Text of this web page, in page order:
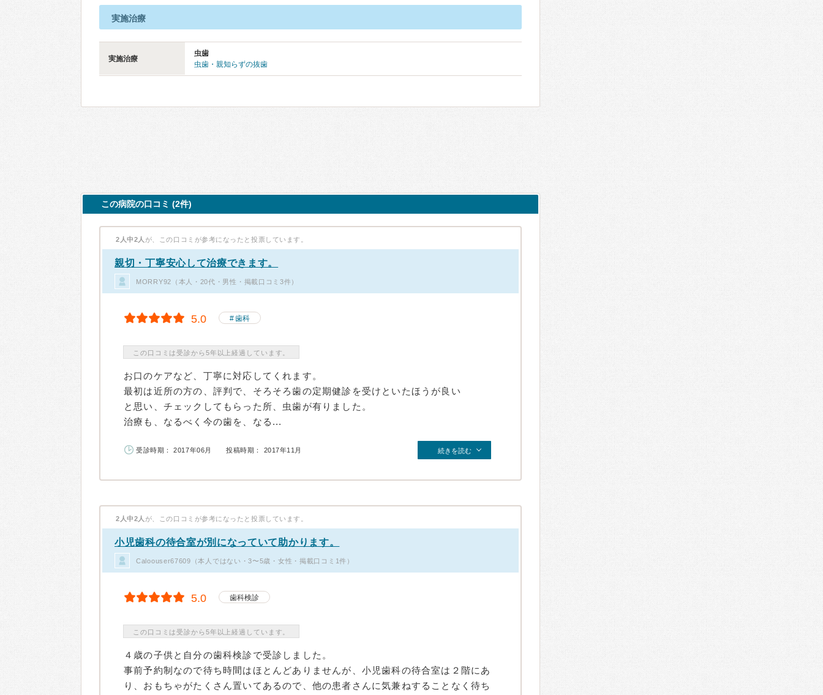
実施治療
実施治療
虫歯
虫歯・親知らずの抜歯
この病院の口コミ (2件)
2人中2人 が、この口コミが参考になったと投票しています。
親切・丁寧安心して治療できます。
MORRY92（本人・20代・男性・掲載口コミ3件）
5.0 歯科
この口コミは受診から5年以上経過しています。
お口のケアなど、丁寧に対応してくれます。
最初は近所の方の、評判で、そろそろ歯の定期健診を受けといたほうが良い
と思い、チェックしてもらった所、虫歯が有りました。
治療も、なるべく今の歯を、なる...
受診時期： 2017年06月 投稿時期： 2017年11月 続きを読む
2人中2人 が、この口コミが参考になったと投票しています。
小児歯科の待合室が別になっていて助かります。
Caloouser67609（本人ではない・3〜5歳・女性・掲載口コミ1件）
5.0 歯科検診
この口コミは受診から5年以上経過しています。
４歳の子供と自分の歯科検診で受診しました。
事前予約制なので待ち時間はほとんどありませんが、小児歯科の待合室は２階にあ
り、おもちゃがたくさん置いてあるので、他の患者さんに気兼ねすることなく待ち